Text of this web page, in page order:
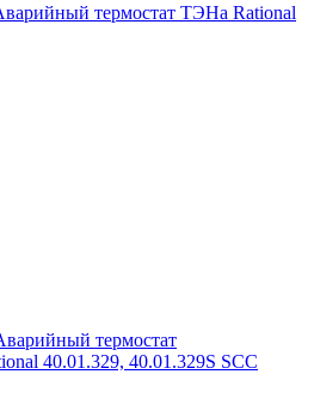
термостат ТЭНа Rational
термостат
40.01.329, 40.01.329S SCC